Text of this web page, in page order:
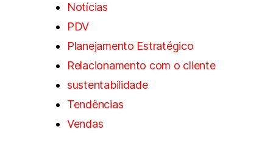
Notícias
PDV
Planejamento Estratégico
Relacionamento com o cliente
sustentabilidade
Tendências
Vendas